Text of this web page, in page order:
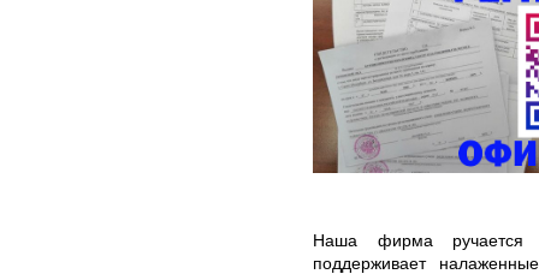
Наша фирма ручается
поддерживает